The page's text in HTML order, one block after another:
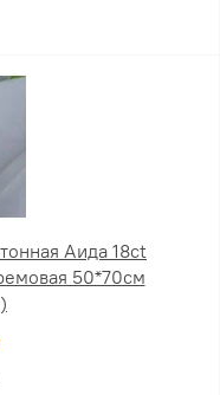
Аида 18ct
50*70см